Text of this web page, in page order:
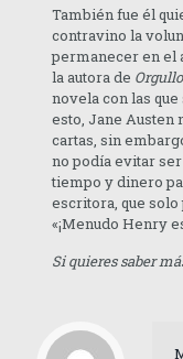
También fue él
contravino la
permanecer en el
la autora de
novela con las
esto, Jane Austen
cartas, sin
no podía evitar
tiempo y dinero
escritora, que
«¡Menudo Henry
Si quieres saber